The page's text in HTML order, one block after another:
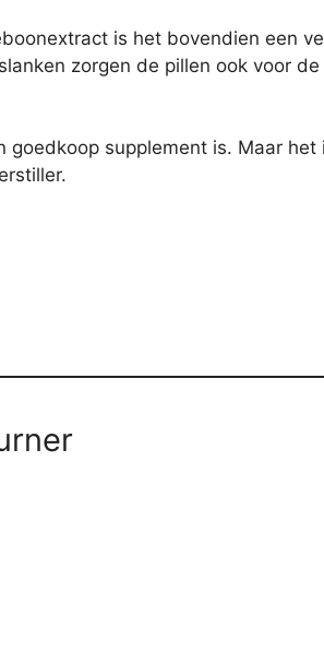
is het bovendien een
zorgen de pillen ook voor de
supplement is. Maar het